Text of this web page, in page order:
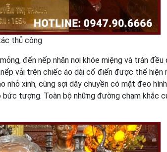
thủ công
đến nếp nhăn nơi khóe miệng và trán
vải trên chiếc áo dài cổ điển được thể hiện
nhỏ xinh, cùng sợi dây chuyền có mặt đeo
tượng. Toàn bộ những đường chạm khắc